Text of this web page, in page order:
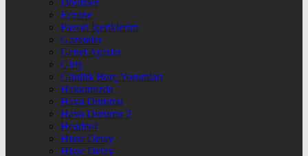
Dövizler
Eczane
Favori İçeriklerim
Gazeteler
Genel Ayarlar
Giriş
Günlük Burç Yorumları
Hakkımızda
Hava Durumu
Hava Durumu 2
Header4
Hisse Detay
Hisse Detay